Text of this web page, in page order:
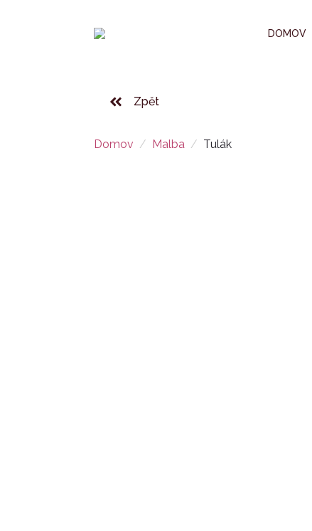
DOMOV
Zpět
Domov Malba Tulák